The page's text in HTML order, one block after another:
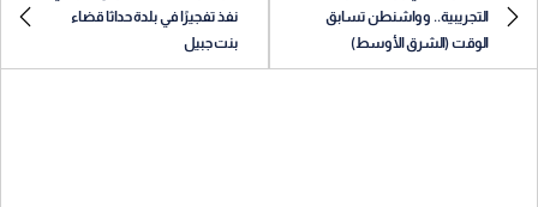
التجريبية.. وواشنطن تسابق
الوقت (الشرق الأوسط)
نفذ تفجيرًا في بلدة حداثا قضاء
بنت جبيل